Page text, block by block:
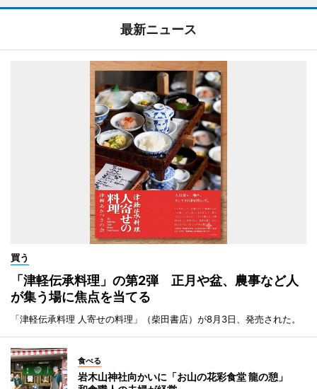
最新ニュース
買う
「津軽伝承料理」の第2弾 正月や盆、農事など人
が集う場に焦点を当てる
「津軽伝承料理 人寄せの料理」（柴田書店）が8月3日、発売された。
食べる
岩木山神社向かいに「お山の花彩食堂 龍の憩」